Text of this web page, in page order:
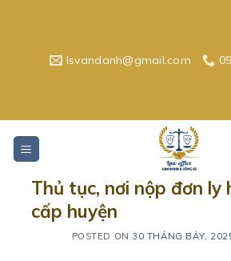
lsvandanh@gmail.com
Thủ tục, nơi nộp đơn ly
cấp huyện
POSTED ON 30 THÁNG BẢY,